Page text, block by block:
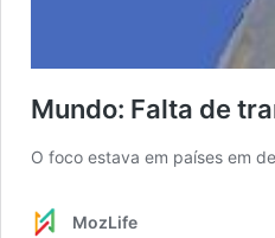
Mundo: Falta de
O foco estava em países em
MozLife